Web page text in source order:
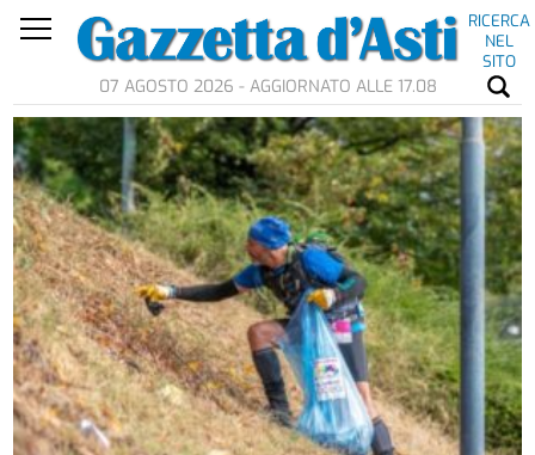
RICERCA
NEL
SITO
07 AGOSTO 2026 - AGGIORNATO ALLE 17.08